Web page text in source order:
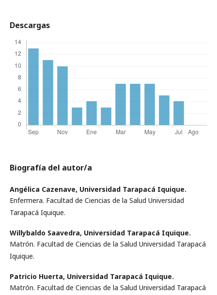
Descargas
Biografía del autor/a
Angélica Cazenave, Universidad Tarapacá Iquique.
Enfermera. Facultad de Ciencias de la Salud Universidad
Tarapacá Iquique.
Willybaldo Saavedra, Universidad Tarapacá Iquique.
Matrón. Facultad de Ciencias de la Salud Universidad Tarapacá
Iquique.
Patricio Huerta, Universidad Tarapacá Iquique.
Matrón. Facultad de Ciencias de la Salud Universidad Tarapacá